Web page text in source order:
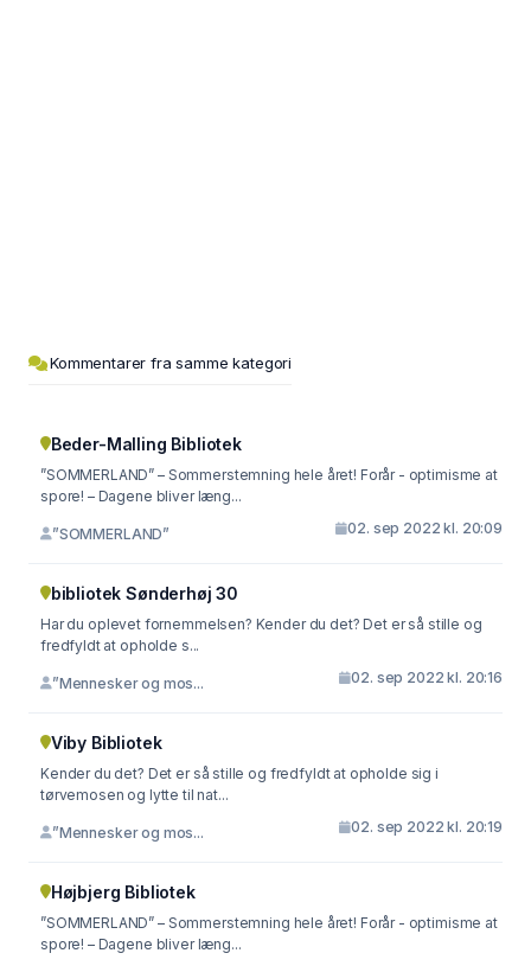
Kommentarer fra samme kategori
Beder-Malling Bibliotek
”SOMMERLAND” – Sommerstemning hele året! Forår - optimisme at
spore! – Dagene bliver læng...
”SOMMERLAND” 02. sep 2022 kl. 20:09
bibliotek Sønderhøj 30
Har du oplevet fornemmelsen? Kender du det? Det er så stille og
fredfyldt at opholde s...
”Mennesker og mos... 02. sep 2022 kl. 20:16
Viby Bibliotek
Kender du det? Det er så stille og fredfyldt at opholde sig i
tørvemosen og lytte til nat...
”Mennesker og mos... 02. sep 2022 kl. 20:19
Højbjerg Bibliotek
”SOMMERLAND” – Sommerstemning hele året! Forår - optimisme at
spore! – Dagene bliver læng...